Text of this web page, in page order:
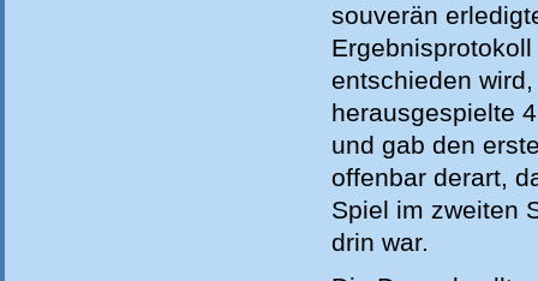
souverän
entschieden
herausgespielte
und gab den
offenbar derart,
Spiel im zweiten
drin war.